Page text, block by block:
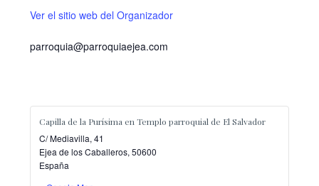
Ver el sitio web del Organizador
parroquia@parroquiaejea.com
Capilla de la Purísima en Templo parroquial de El Salvador
C/ Mediavilla, 41
Ejea de los Caballeros, 50600
España